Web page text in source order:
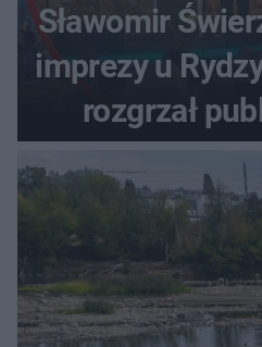
Sławomir
imprezy u
rozgrzał